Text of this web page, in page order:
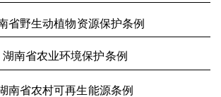
省野生动植物资源保护条例
湖南省农业环境保护条例
南省农村可再生能源条例